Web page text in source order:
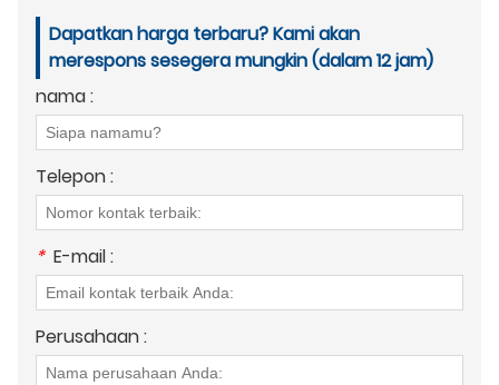
Dapatkan harga terbaru? Kami akan
merespons sesegera mungkin (dalam 12 jam)
nama :
Telepon :
* E-mail :
Perusahaan :